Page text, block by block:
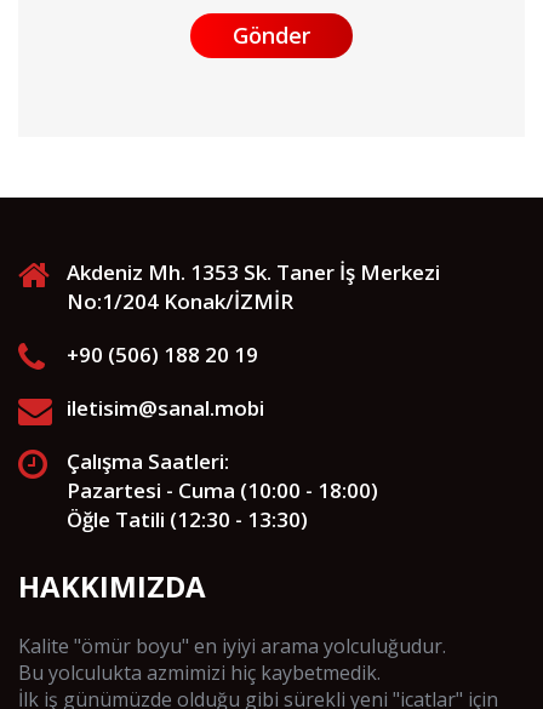
Gönder
Akdeniz Mh. 1353 Sk. Taner İş Merkezi
No:1/204 Konak/İZMİR
+90 (506) 188 20 19
iletisim@sanal.mobi
Çalışma Saatleri:
Pazartesi - Cuma (10:00 - 18:00)
Öğle Tatili (12:30 - 13:30)
HAKKIMIZDA
Kalite "ömür boyu" en iyiyi arama yolculuğudur.
Bu yolculukta azmimizi hiç kaybetmedik.
İlk iş günümüzde olduğu gibi sürekli yeni "icatlar" için